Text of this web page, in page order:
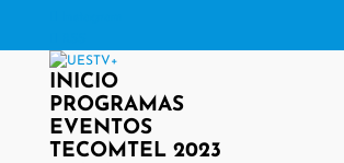
INICIO
PROGRAMAS
EVENTOS
TECOMTEL 2023